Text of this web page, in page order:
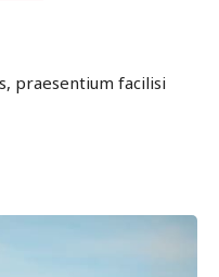
praesentium facilisi